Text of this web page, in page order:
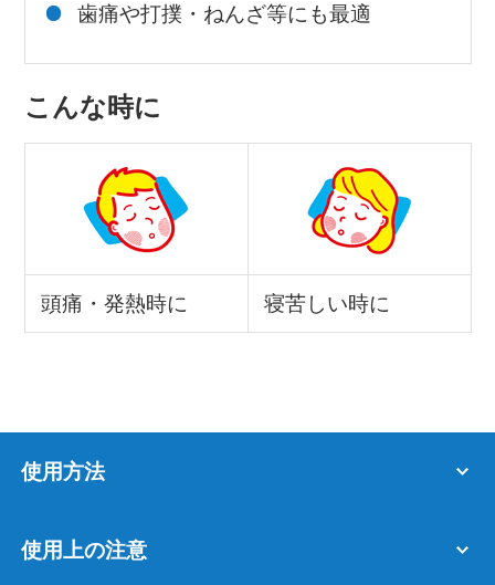
歯痛や打撲・ねんざ等にも最適
こんな時に
頭痛・発熱時に 寝苦しい時に
使用方法
使用上の注意